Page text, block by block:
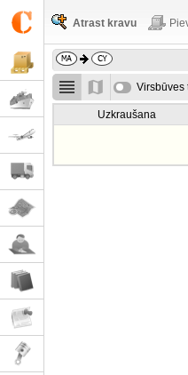
Atrast kravu
Virsbūves
Uzkraušana